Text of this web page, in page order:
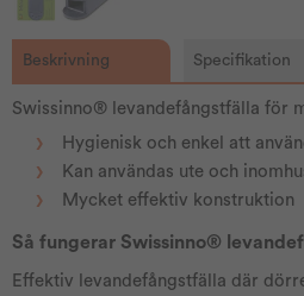
Beskrivning Specifikation
Swissinno® levandefångstfälla för
Hygienisk och enkel att
Kan användas ute och
Mycket effektiv konstruktion
Så fungerar Swissinno®
Effektiv levandefångstfälla där